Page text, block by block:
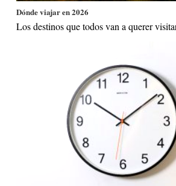
Dónde viajar en 2026
Los destinos que todos van a querer